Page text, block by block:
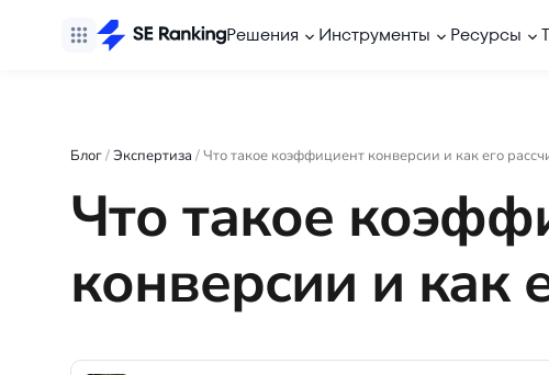
Решения Инструменты Ресурсы
Блог/Экспертиза /Что такое коэффициент конверсии и как его
Что такое
конверсии и как